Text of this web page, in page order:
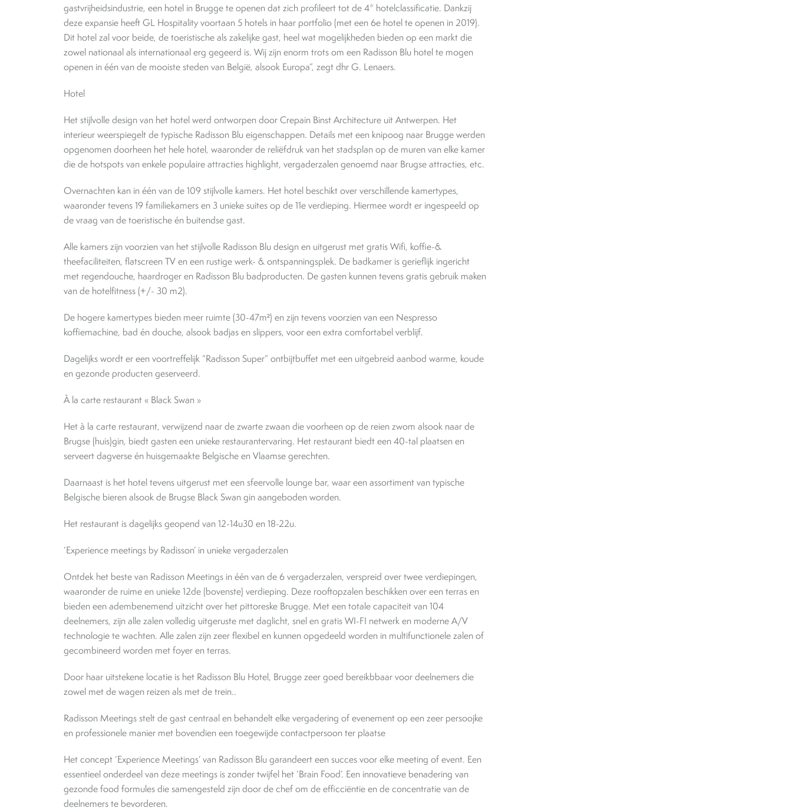
gastvrijheidsindustrie, een hotel in Brugge te openen dat zich profileert tot de 4* hotelclassificatie. Dankzij
deze expansie heeft GL Hospitality voortaan 5 hotels in haar portfolio (met een 6e hotel te openen in 2019).
Dit hotel zal voor beide, de toeristische als zakelijke gast, heel wat mogelijkheden bieden op een markt die
zowel nationaal als internationaal erg gegeerd is. Wij zijn enorm trots om een Radisson Blu hotel te mogen
openen in één van de mooiste steden van België, alsook Europa”, zegt dhr G. Lenaers.
Hotel
Het stijlvolle design van het hotel werd ontworpen door Crepain Binst Architecture uit Antwerpen. Het
interieur weerspiegelt de typische Radisson Blu eigenschappen. Details met een knipoog naar Brugge werden
opgenomen doorheen het hele hotel, waaronder de reliëfdruk van het stadsplan op de muren van elke kamer
die de hotspots van enkele populaire attracties highlight, vergaderzalen genoemd naar Brugse attracties, etc.
Overnachten kan in één van de 109 stijlvolle kamers. Het hotel beschikt over verschillende kamertypes,
waaronder tevens 19 familiekamers en 3 unieke suites op de 11e verdieping. Hiermee wordt er ingespeeld op
de vraag van de toeristische én buitendse gast.
Alle kamers zijn voorzien van het stijlvolle Radisson Blu design en uitgerust met gratis Wifi, koffie-&
theefaciliteiten, flatscreen TV en een rustige werk- & ontspanningsplek. De badkamer is gerieflijk ingericht
met regendouche, haardroger en Radisson Blu badproducten. De gasten kunnen tevens gratis gebruik maken
van de hotelfitness (+/- 30 m2).
De hogere kamertypes bieden meer ruimte (30-47m²) en zijn tevens voorzien van een Nespresso
koffiemachine, bad én douche, alsook badjas en slippers, voor een extra comfortabel verblijf.
Dagelijks wordt er een voortreffelijk “Radisson Super” ontbijtbuffet met een uitgebreid aanbod warme, koude
en gezonde producten geserveerd.
À la carte restaurant « Black Swan »
Het à la carte restaurant, verwijzend naar de zwarte zwaan die voorheen op de reien zwom alsook naar de
Brugse (huis)gin, biedt gasten een unieke restaurantervaring. Het restaurant biedt een 40-tal plaatsen en
serveert dagverse én huisgemaakte Belgische en Vlaamse gerechten.
Daarnaast is het hotel tevens uitgerust met een sfeervolle lounge bar, waar een assortiment van typische
Belgische bieren alsook de Brugse Black Swan gin aangeboden worden.
Het restaurant is dagelijks geopend van 12-14u30 en 18-22u.
‘Experience meetings by Radisson’ in unieke vergaderzalen
Ontdek het beste van Radisson Meetings in één van de 6 vergaderzalen, verspreid over twee verdiepingen,
waaronder de ruime en unieke 12de (bovenste) verdieping. Deze rooftopzalen beschikken over een terras en
bieden een adembenemend uitzicht over het pittoreske Brugge. Met een totale capaciteit van 104
deelnemers, zijn alle zalen volledig uitgeruste met daglicht, snel en gratis WI-FI netwerk en moderne A/V
technologie te wachten. Alle zalen zijn zeer flexibel en kunnen opgedeeld worden in multifunctionele zalen of
gecombineerd worden met foyer en terras.
Door haar uitstekene locatie is het Radisson Blu Hotel, Brugge zeer goed bereikbbaar voor deelnemers die
zowel met de wagen reizen als met de trein..
Radisson Meetings stelt de gast centraal en behandelt elke vergadering of evenement op een zeer persoojke
en professionele manier met bovendien een toegewijde contactpersoon ter plaatse
Het concept ‘Experience Meetings’ van Radisson Blu garandeert een succes voor elke meeting of event. Een
essentieel onderdeel van deze meetings is zonder twijfel het ‘Brain Food’. Een innovatieve benadering van
gezonde food formules die samengesteld zijn door de chef om de efficciëntie en de concentratie van de
deelnemers te bevorderen.